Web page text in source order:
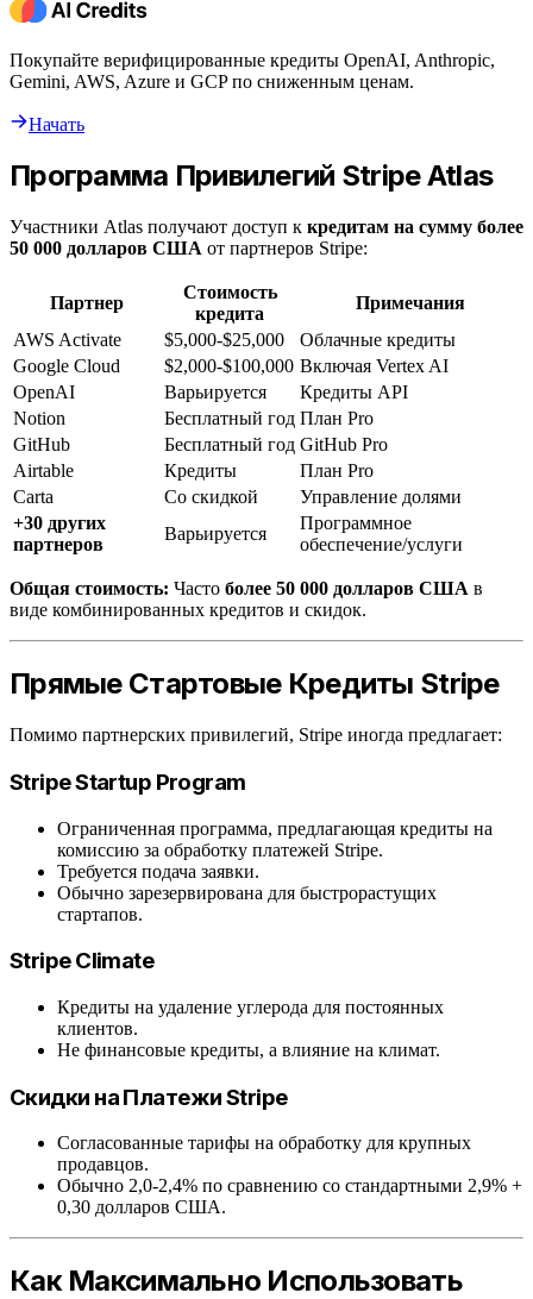
Покупайте верифицированные кредиты OpenAI, Anthropic,
Gemini, AWS, Azure и GCP по сниженным ценам.
Начать
Программа Привилегий Stripe Atlas
Участники Atlas получают доступ к кредитам на сумму более
50 000 долларов США от партнеров Stripe:
Партнер
Стоимость
кредита
Примечания
AWS Activate
$5,000-$25,000
Облачные кредиты
Google Cloud
$2,000-$100,000 Включая Vertex AI
OpenAI
Варьируется
Кредиты API
Notion
Бесплатный год План Pro
GitHub
Бесплатный год GitHub Pro
Airtable
Кредиты
План Pro
Carta
Со скидкой
Управление долями
+30 других
партнеров
Варьируется
Программное
обеспечение/услуги
Общая стоимость: Часто более 50 000 долларов США в
виде комбинированных кредитов и скидок.
Прямые Стартовые Кредиты Stripe
Помимо партнерских привилегий, Stripe иногда предлагает:
Stripe Startup Program
Ограниченная программа, предлагающая кредиты на
комиссию за обработку платежей Stripe.
Требуется подача заявки.
Обычно зарезервирована для быстрорастущих
стартапов.
Stripe Climate
Кредиты на удаление углерода для постоянных
клиентов.
Не финансовые кредиты, а влияние на климат.
Скидки на Платежи Stripe
Согласованные тарифы на обработку для крупных
продавцов.
Обычно 2,0-2,4% по сравнению со стандартными 2,9% +
0,30 долларов США.
Как Максимально Использовать